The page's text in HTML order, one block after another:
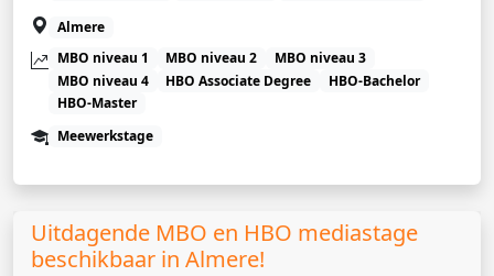
Almere
MBO niveau 1
MBO niveau 2
MBO niveau 3
MBO niveau 4
HBO Associate Degree
HBO-Bachelor
HBO-Master
Meewerkstage
Uitdagende MBO en HBO mediastage
beschikbaar in Almere!